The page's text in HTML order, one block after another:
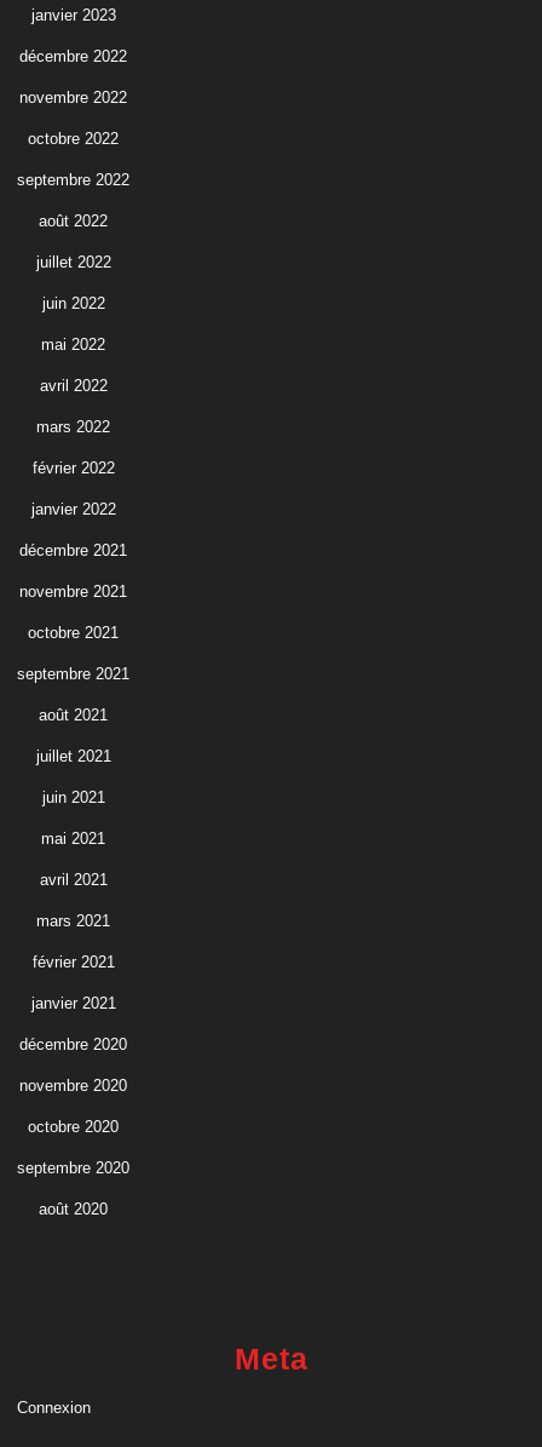
janvier 2023
décembre 2022
novembre 2022
octobre 2022
septembre 2022
août 2022
juillet 2022
juin 2022
mai 2022
avril 2022
mars 2022
février 2022
janvier 2022
décembre 2021
novembre 2021
octobre 2021
septembre 2021
août 2021
juillet 2021
juin 2021
mai 2021
avril 2021
mars 2021
février 2021
janvier 2021
décembre 2020
novembre 2020
octobre 2020
septembre 2020
août 2020
Meta
Connexion